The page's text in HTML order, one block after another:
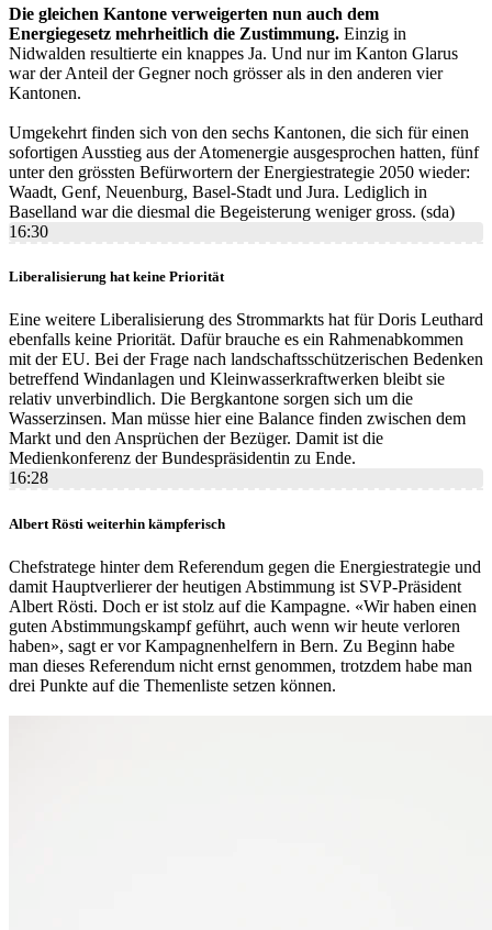
Die gleichen Kantone verweigerten nun auch dem
Energiegesetz mehrheitlich die Zustimmung. Einzig in
Nidwalden resultierte ein knappes Ja. Und nur im Kanton Glarus
war der Anteil der Gegner noch grösser als in den anderen vier
Kantonen.
Umgekehrt finden sich von den sechs Kantonen, die sich für einen
sofortigen Ausstieg aus der Atomenergie ausgesprochen hatten, fünf
unter den grössten Befürwortern der Energiestrategie 2050 wieder:
Waadt, Genf, Neuenburg, Basel-Stadt und Jura. Lediglich in
Baselland war die diesmal die Begeisterung weniger gross. (sda)
16:30
Liberalisierung hat keine Priorität
Eine weitere Liberalisierung des Strommarkts hat für Doris Leuthard
ebenfalls keine Priorität. Dafür brauche es ein Rahmenabkommen
mit der EU. Bei der Frage nach landschaftsschützerischen Bedenken
betreffend Windanlagen und Kleinwasserkraftwerken bleibt sie
relativ unverbindlich. Die Bergkantone sorgen sich um die
Wasserzinsen. Man müsse hier eine Balance finden zwischen dem
Markt und den Ansprüchen der Bezüger. Damit ist die
Medienkonferenz der Bundespräsidentin zu Ende.
16:28
Albert Rösti weiterhin kämpferisch
Chefstratege hinter dem Referendum gegen die Energiestrategie und
damit Hauptverlierer der heutigen Abstimmung ist SVP-Präsident
Albert Rösti. Doch er ist stolz auf die Kampagne. «Wir haben einen
guten Abstimmungskampf geführt, auch wenn wir heute verloren
haben», sagt er vor Kampagnenhelfern in Bern. Zu Beginn habe
man dieses Referendum nicht ernst genommen, trotzdem habe man
drei Punkte auf die Themenliste setzen können.